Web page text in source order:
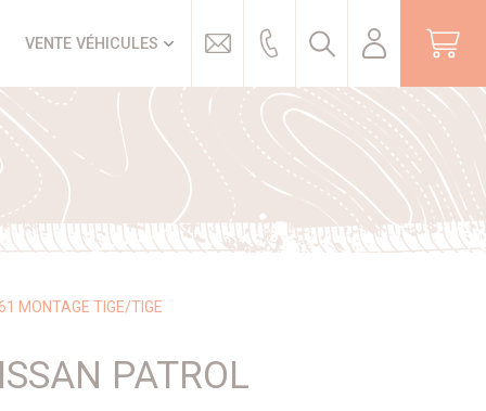
VENTE VÉHICULES
MONTAGE TIGE/TIGE
PATROL